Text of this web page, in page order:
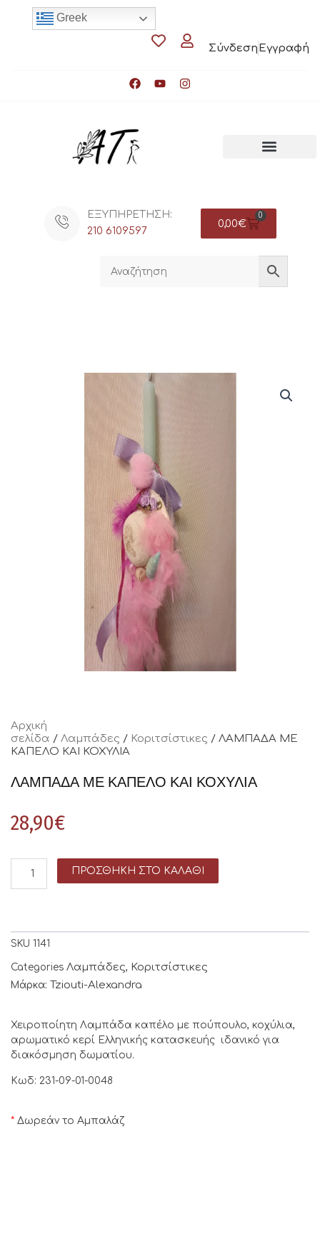
Σύνδεση Εγγραφή
Greek
ΕΞΥΠΗΡΕΤΗΣΗ:
210 6109597
0,00€
0
Αρχική
σελίδα / Λαμπάδες / Κοριτσίστικες / ΛΑΜΠΑΔΑ ΜΕ
ΚΑΠΕΛΟ ΚΑΙ ΚΟΧΥΛΙΑ
ΛΑΜΠΑΔΑ ΜΕ ΚΑΠΕΛΟ ΚΑΙ ΚΟΧΥΛΙΑ
28,90€
ΠΡΟΣΘΉΚΗ ΣΤΟ ΚΑΛΆΘΙ
SKU 1141
Categories Λαμπάδες, Κοριτσίστικες
Μάρκα: Tziouti-Alexandra
Χειροποίητη Λαμπάδα καπέλο με πούπουλο, κοχύλια,
αρωματικό κερί Ελληνικής κατασκευής ιδανικό για
διακόσμηση δωματίου.
Κωδ: 231-09-01-0048
* Δωρεάν το Αμπαλάζ